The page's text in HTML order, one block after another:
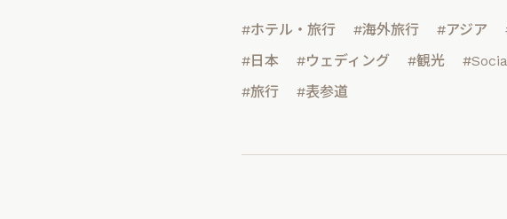
#ホテル・旅行 #海外旅行 #アジア
#日本
#ウェディング #観光
#旅行
#表参道